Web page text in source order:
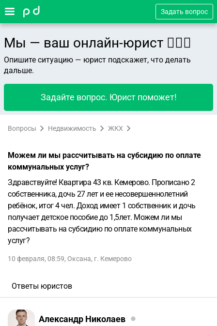
Задать вопрос
Мы — ваш онлайн-юрист 👨🏻‍⚖️
Опишите ситуацию — юрист подскажет, что делать
дальше.
Задайте вопрос. Юрист поможет!
Вопросы Недвижимость ЖКХ
Можем ли мы рассчитывать на субсидию по оплате
коммунальных услуг?
Здравствуйте! Квартира 43 кв. Кемерово. Прописано 2
собственника, дочь 27 лет и ее несовершеннолетний
ребёнок, итог 4 чел. Доход имеет 1 собственник и дочь
получает детское пособие до 1,5лет. Можем ли мы
рассчитывать на субсидию по оплате коммунальных
услуг?
10 февраля, 08:59, Оксана, г. Кемерово
Ответы юристов
Александр Николаев